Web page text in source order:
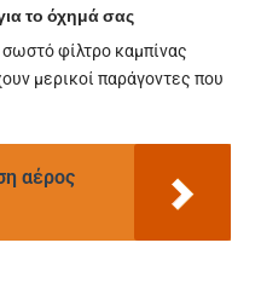
το όχημά σας
φίλτρο καμπίνας
μερικοί παράγοντες που
αέρος